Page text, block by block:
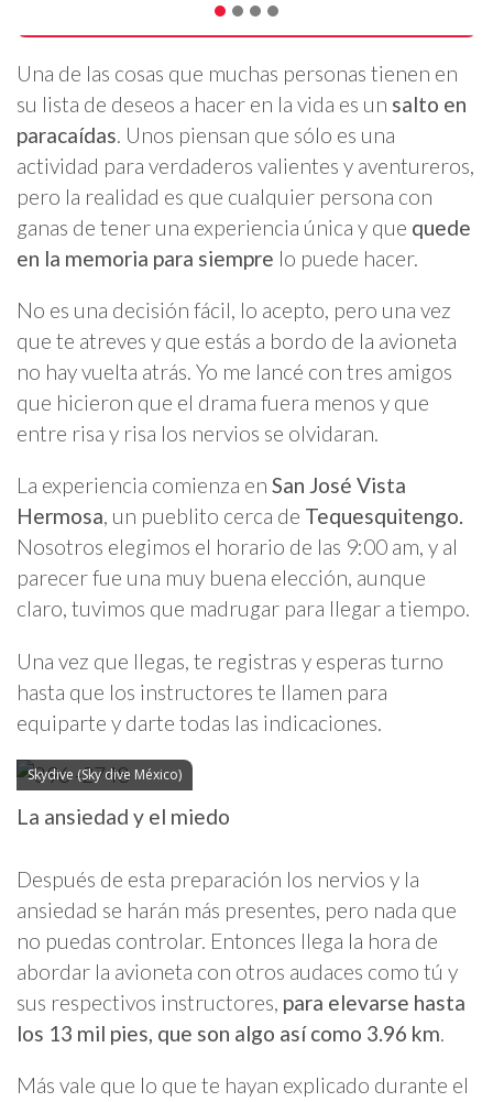
Una de las cosas que muchas personas tienen en
su lista de deseos a hacer en la vida es un salto en
paracaídas. Unos piensan que sólo es una
actividad para verdaderos valientes y aventureros,
pero la realidad es que cualquier persona con
ganas de tener una experiencia única y que quede
en la memoria para siempre lo puede hacer.
No es una decisión fácil, lo acepto, pero una vez
que te atreves y que estás a bordo de la avioneta
no hay vuelta atrás. Yo me lancé con tres amigos
que hicieron que el drama fuera menos y que
entre risa y risa los nervios se olvidaran.
La experiencia comienza en San José Vista
Hermosa, un pueblito cerca de Tequesquitengo.
Nosotros elegimos el horario de las 9:00 am, y al
parecer fue una muy buena elección, aunque
claro, tuvimos que madrugar para llegar a tiempo.
Una vez que llegas, te registras y esperas turno
hasta que los instructores te llamen para
equiparte y darte todas las indicaciones.
Skydive (Sky dive México)
La ansiedad y el miedo
Después de esta preparación los nervios y la
ansiedad se harán más presentes, pero nada que
no puedas controlar. Entonces llega la hora de
abordar la avioneta con otros audaces como tú y
sus respectivos instructores, para elevarse hasta
los 13 mil pies, que son algo así como 3.96 km.
Más vale que lo que te hayan explicado durante el